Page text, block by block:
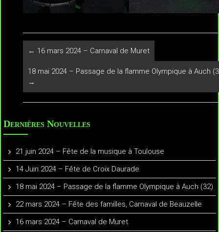
← 16 mars 2024 – Carnaval de Muret
18 mai 2024 – Passage de la flamme Olympique à Auch
→
Dernières Nouvelles
21 juin 2024 – Fête de la musique à Toulouse
14 Juin 2024 – Fête de Croix Daurade
18 mai 2024 – Passage de la flamme Olympique à Auch (32)
22 mars 2024 – Fête des familles, Carnaval de Beauzelle
16 mars 2024 – Carnaval de Muret